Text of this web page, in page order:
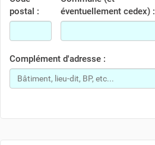
postal :
éventuellement cedex) :
Complément d'adresse :